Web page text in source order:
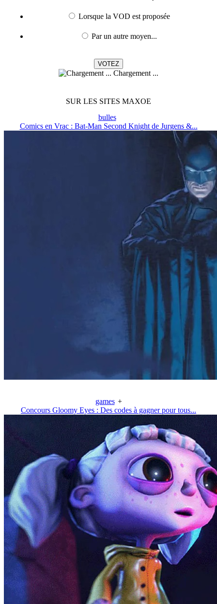
Lorsque la VOD est proposée
Par un autre moyen...
Chargement ...
SUR LES SITES MAXOE
bulles
Comics en Vrac : Bat-Man Second Knight de Jurgens &...
games +
Concours Gloomy Eyes : Des codes à gagner pour tous...